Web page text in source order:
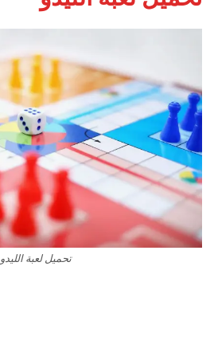
تحميل لعبة الليدو